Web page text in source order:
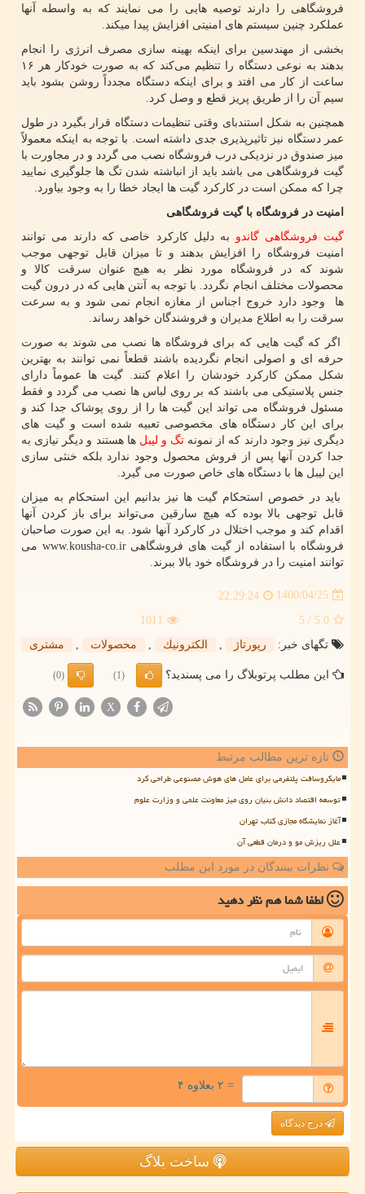
فروشگاهی را دارند توصیه هایی را می نمایند که به واسطه آنها
عملکرد چنین سیستم های امنیتی افزایش پیدا میکند.
بخشی از مهندسین برای اینکه بهینه سازی مصرف انرژی را انجام
بدهند به نوعی دستگاه را تنظیم می‌کند که به صورت خودکار هر ۱۶
ساعت از کار می افتد و برای اینکه دستگاه مجدداً روشن بشود باید
سیم آن را از طریق پریز قطع و وصل کرد.
همچنین به شکل استندبای وقتی تنظیمات دستگاه قرار بگیرد در طول
عمر دستگاه نیز تاثیرپذیری جدی داشته است. با توجه به اینکه معمولاً
میز صندوق در نزدیکی درب فروشگاه نصب می گردد و در مجاورت با
گیت فروشگاهی می باشد باید از انباشته شدن تگ ها جلوگیری نمایید
چرا که ممکن است در کارکرد گیت ها ایجاد خطا را به وجود بیاورد.
امنیت در فروشگاه با گیت فروشگاهی
گیت فروشگاهی گاندو به دلیل کارکرد خاصی که دارند می توانند
امنیت فروشگاه را افزایش بدهند و تا میزان قابل توجهی موجب
شوند که در فروشگاه مورد نظر به هیچ عنوان سرقت کالا و
محصولات مختلف انجام نگردد. با توجه به آنتن هایی که در درون گیت
ها وجود دارد خروج اجناس از مغازه انجام نمی شود و به سرعت
سرقت را به اطلاع مدیران و فروشندگان خواهد رساند.
اگر که گیت هایی که برای فروشگاه ها نصب می شوند به صورت
حرفه ای و اصولی انجام نگردیده باشند قطعاً نمی توانند به بهترین
شکل ممکن کارکرد خودشان را اعلام کنند. گیت ها عموماً دارای
جنس پلاستیکی می باشند که بر روی لباس ها نصب می گردد و فقط
مسئول فروشگاه می تواند این گیت ها را از روی پوشاک جدا کند و
برای این کار دستگاه های مخصوصی تعبیه شده است و گیت های
دیگری نیز وجود دارند که از نمونه تگ و لیبل ها هستند و دیگر نیازی به
جدا کردن آنها پس از فروش محصول وجود ندارد بلکه خنثی سازی
این لیبل ها با دستگاه ‌های خاص صورت می گیرد.
باید در خصوص استحکام گیت ها نیز بدانیم این استحکام به میزان
قابل توجهی بالا بوده که هیچ سارقین می‌تواند برای باز کردن آنها
اقدام کند و موجب اختلال در کارکرد آنها شود. به این صورت صاحبان
فروشگاه با استفاده از گیت های فروشگاهیwww.kousha-co.ir می
توانند امنیت را در فروشگاه خود بالا ببرند.
1400/04/25
22:29:24
5.0
/ 5
1011
تگهای خبر:
رپورتاژ الكترونیك محصولات مشتری
این مطلب پرتوبلاگ را می پسندید؟ (1)
(0)
X
تازه ترین مطالب مرتبط
مایکروسافت پلتفرمی برای عامل های هوش مصنوعی طراحی کرد
توسعه اقتصاد دانش بنیان روی میز معاونت علمی و وزارت علوم
آغاز نمایشگاه مجازی کتاب تهران
علل ریزش مو و درمان قطعی آن
نظرات بینندگان در مورد این مطلب
لطفا شما همنظر دهید
= ۲ بعلاوه ۴
درج دیدگاه
ساخت بلاگ